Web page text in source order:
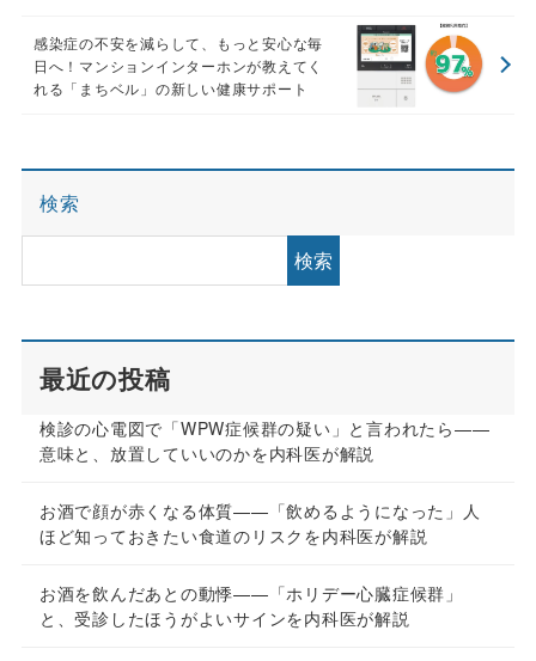
感染症の不安を減らして、もっと安心な毎
日へ！マンションインターホンが教えてく
れる「まちベル」の新しい健康サポート
検索
検索
最近の投稿
検診の心電図で「WPW症候群の疑い」と言われたら——
意味と、放置していいのかを内科医が解説
お酒で顔が赤くなる体質——「飲めるようになった」人
ほど知っておきたい食道のリスクを内科医が解説
お酒を飲んだあとの動悸——「ホリデー心臓症候群」
と、受診したほうがよいサインを内科医が解説